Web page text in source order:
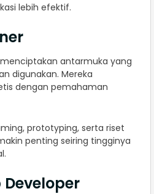
lebih efektif.
menciptakan antarmuka yang
digunakan. Mereka
dengan pemahaman
prototyping, serta riset
penting seiring tingginya
Developer